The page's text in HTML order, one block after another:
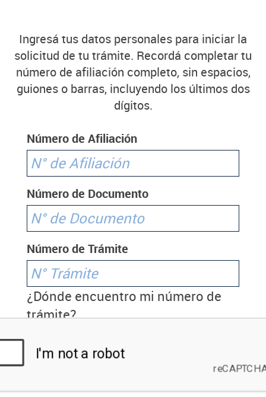
Ingresá tus datos personales para iniciar la
solicitud de tu trámite. Recordá completar tu
número de afiliación completo, sin espacios,
guiones o barras, incluyendo los últimos dos
dígitos.
Número de Afiliación
Número de Documento
Número de Trámite
¿Dónde encuentro mi número de
trámite?